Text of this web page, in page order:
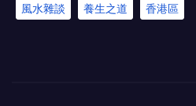
風水雜談 養生之道 香港區